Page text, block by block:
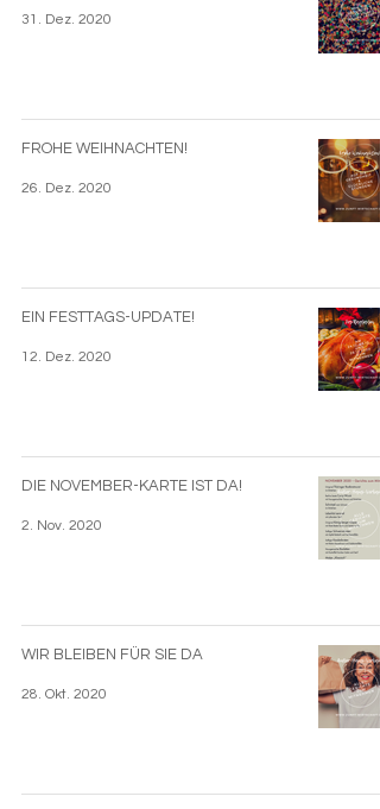
31. Dez. 2020
FROHE WEIHNACHTEN!
26. Dez. 2020
EIN FESTTAGS-UPDATE!
12. Dez. 2020
DIE NOVEMBER-KARTE IST DA!
2. Nov. 2020
WIR BLEIBEN FÜR SIE DA
28. Okt. 2020